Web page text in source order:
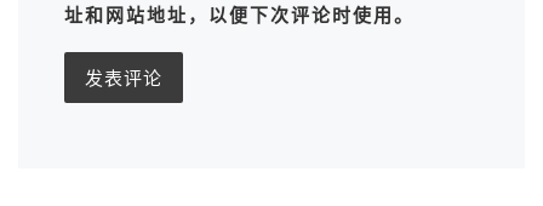
址和网站地址，以便下次评论时使用。